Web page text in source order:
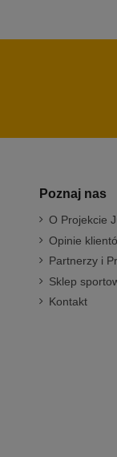
Poznaj nas
O Projekcie
Opinie
Partnerzy i
Sklep
Kontakt